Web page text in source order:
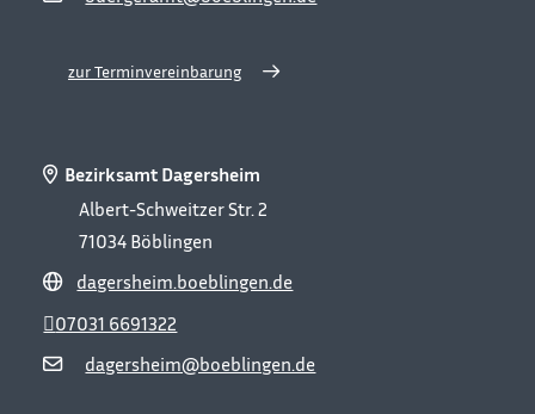
zur Terminvereinbarung
Bezirksamt Dagersheim
Albert-Schweitzer Str. 2
71034 Böblingen
dagersheim.boeblingen.de
dagersheim@boeblingen.de
07031 6691322